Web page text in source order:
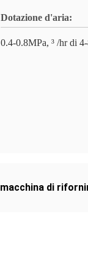
Dotazione d'aria:
0.4-0.8MPa, ³ /hr di
macchina di